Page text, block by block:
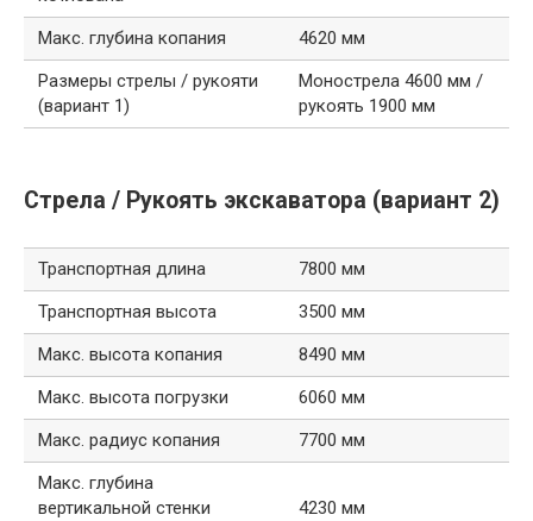
Макс. глубина копания
4620 мм
Размеры стрелы / рукояти
(вариант 1)
Монострела 4600 мм /
рукоять 1900 мм
Стрела / Рукоять экскаватора (вариант 2)
Транспортная длина
7800 мм
Транспортная высота
3500 мм
Макс. высота копания
8490 мм
Макс. высота погрузки
6060 мм
Макс. радиус копания
7700 мм
Макс. глубина
вертикальной стенки
4230 мм